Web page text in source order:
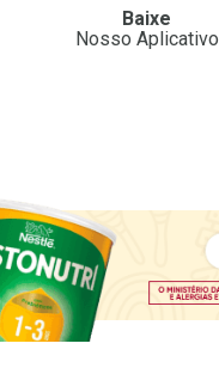
Baixe
Nosso Aplicativo